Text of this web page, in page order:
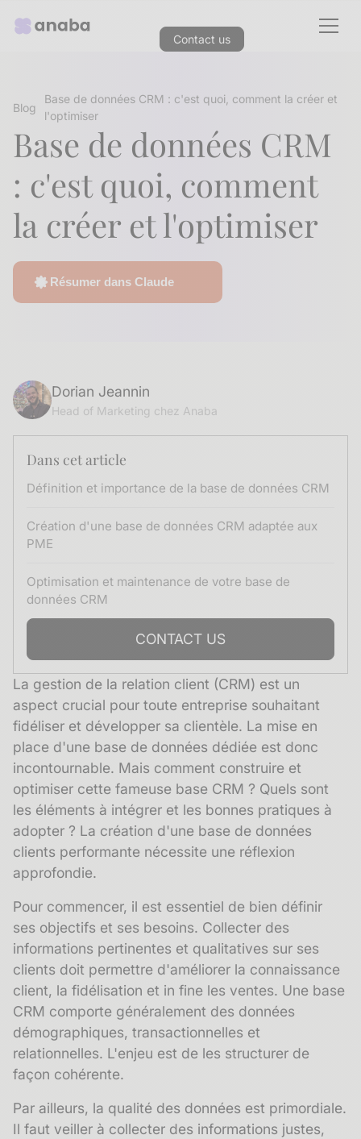
Contact us
Blog
Base de données CRM : c'est quoi, comment la créer et
l'optimiser
Base de données CRM
: c'est quoi, comment
la créer et l'optimiser
Résumer dans Claude
Dorian Jeannin
Head of Marketing chez Anaba
Dans cet article
Définition et importance de la base de données CRM
Création d'une base de données CRM adaptée aux
PME
Optimisation et maintenance de votre base de
données CRM
CONTACT US
La gestion de la relation client (CRM) est un
aspect crucial pour toute entreprise souhaitant
fidéliser et développer sa clientèle. La mise en
place d'une base de données dédiée est donc
incontournable. Mais comment construire et
optimiser cette fameuse base CRM ? Quels sont
les éléments à intégrer et les bonnes pratiques à
adopter ? La création d'une base de données
clients performante nécessite une réflexion
approfondie.
Pour commencer, il est essentiel de bien définir
ses objectifs et ses besoins. Collecter des
informations pertinentes et qualitatives sur ses
clients doit permettre d'améliorer la connaissance
client, la fidélisation et in fine les ventes. Une base
CRM comporte généralement des données
démographiques, transactionnelles et
relationnelles. L'enjeu est de les structurer de
façon cohérente.
Par ailleurs, la qualité des données est primordiale.
Il faut veiller à collecter des informations justes,